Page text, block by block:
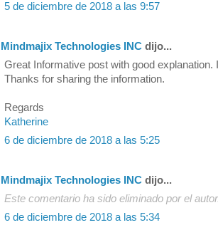
5 de diciembre de 2018 a las 9:57
Mindmajix Technologies INC dijo...
Great Informative post with good explanation.
Thanks for sharing the information.
Regards
Katherine
6 de diciembre de 2018 a las 5:25
Mindmajix Technologies INC dijo...
Este comentario ha sido eliminado por el
6 de diciembre de 2018 a las 5:34